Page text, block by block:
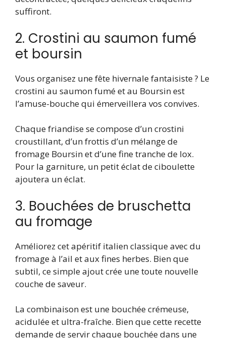
suffiront.
2. Crostini au saumon fumé
et boursin
Vous organisez une fête hivernale fantaisiste ? Le
crostini au saumon fumé et au Boursin est
l’amuse-bouche qui émerveillera vos convives.
Chaque friandise se compose d’un crostini
croustillant, d’un frottis d’un mélange de
fromage Boursin et d’une fine tranche de lox.
Pour la garniture, un petit éclat de ciboulette
ajoutera un éclat.
3. Bouchées de bruschetta
au fromage
Améliorez cet apéritif italien classique avec du
fromage à l’ail et aux fines herbes. Bien que
subtil, ce simple ajout crée une toute nouvelle
couche de saveur.
La combinaison est une bouchée crémeuse,
acidulée et ultra-fraîche. Bien que cette recette
demande de servir chaque bouchée dans une